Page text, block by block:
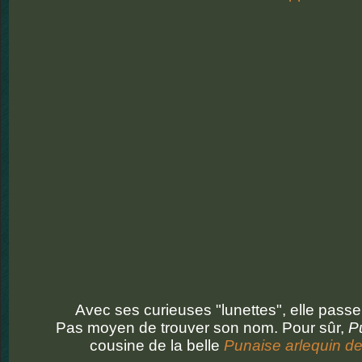
Avec ses curieuses "lunettes", elle
Pas moyen de trouver son nom. Pour sûr,
cousine de la belle Punaise arlequin